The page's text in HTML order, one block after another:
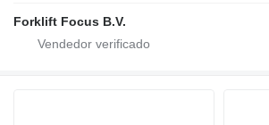
Forklift Focus B.V.